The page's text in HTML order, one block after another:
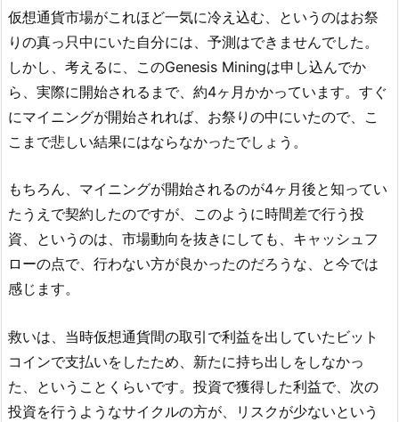
仮想通貨市場がこれほど一気に冷え込む、というのはお祭
りの真っ只中にいた自分には、予測はできませんでした。
しかし、考えるに、このGenesis Miningは申し込んでか
ら、実際に開始されるまで、約4ヶ月かかっています。すぐ
にマイニングが開始されれば、お祭りの中にいたので、こ
こまで悲しい結果にはならなかったでしょう。
もちろん、マイニングが開始されるのが4ヶ月後と知ってい
たうえで契約したのですが、このように時間差で行う投
資、というのは、市場動向を抜きにしても、キャッシュフ
ローの点で、行わない方が良かったのだろうな、と今では
感じます。
救いは、当時仮想通貨間の取引で利益を出していたビット
コインで支払いをしたため、新たに持ち出しをしなかっ
た、ということくらいです。投資で獲得した利益で、次の
投資を行うようなサイクルの方が、リスクが少ないという